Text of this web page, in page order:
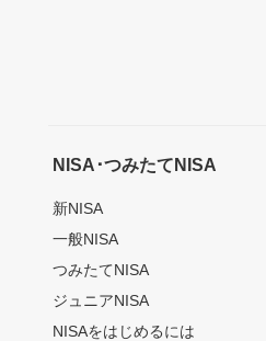
NISA･つみたてNISA
新NISA
一般NISA
つみたてNISA
ジュニアNISA
NISAをはじめるには